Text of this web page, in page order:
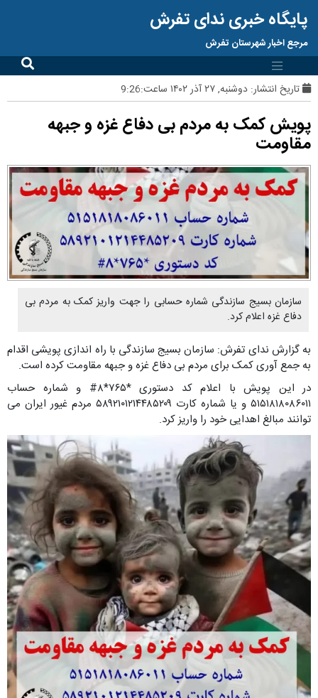
پایگاه خبری ندای تفرش
مرجع اخبار شهرستان تفرش
تاریخ انتشار: دوشنبه, ۲۷ آذر ۱۴۰۲ ساعت:9:26
پویش کمک به مردم بی دفاع غزه و جبهه
مقاومت
سازمان بسیج سازندگی شماره حسابی را جهت واریز کمک به مردم بی
دفاع غزه اعلام کرد.
به گزارش ندای تفرش: سازمان بسیج سازندگی با راه اندازی پویشی اقدام
به جمع آوری کمک برای مردم بی دفاع غزه و جبهه مقاومت کرده است.
در این پویش با اعلام کد دستوری *۷۶۵*۸# و شماره حساب
۵۱۵۱۸۱۸۰۸۶۰۱۱ و یا شماره کارت ۵۸۹۲۱۰۱۲۱۴۴۸۵۲۰۹ مردم غیور ایران می
توانند مبالغ اهدایی خود را واریز کرد.